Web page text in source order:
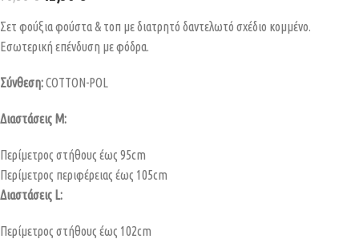
Σετ φούξια φούστα & τοπ με διατρητό δαντελωτό σχέδιο κομμένο.
Εσωτερική επένδυση με φόδρα.
Σύνθεση:COTTON-POL
Διαστάσεις M:
Περίμετρος στήθους έως 95cm
Περίμετρος περιφέρειας έως 105cm
Διαστάσεις L:
Περίμετρος στήθους έως 102cm